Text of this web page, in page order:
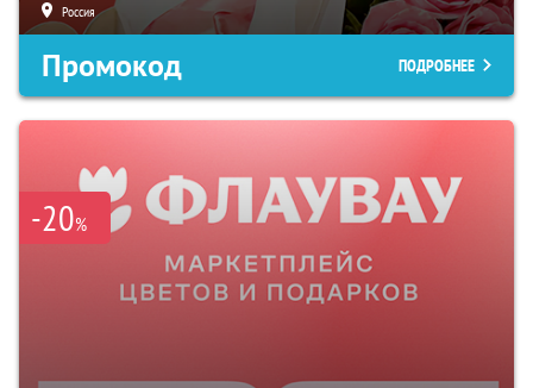
Россия
Промокод ПОДРОБНЕЕ
-20%